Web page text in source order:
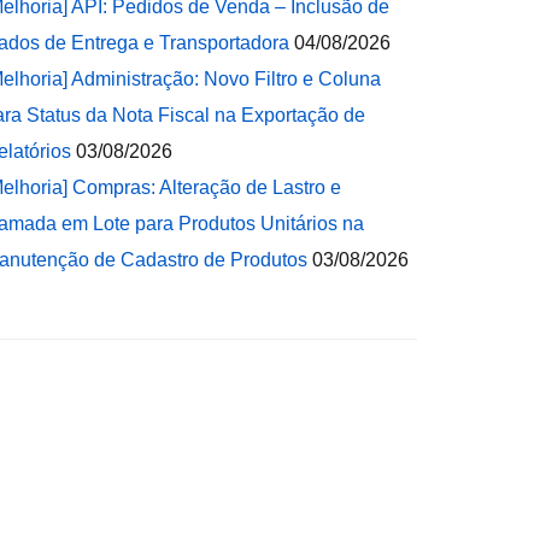
API: Pedidos de Venda – Inclusão de
de Entrega e Transportadora 04/08/2026
Administração: Novo Filtro e Coluna
Status da Nota Fiscal na Exportação de
03/08/2026
Compras: Alteração de Lastro e
em Lote para Produtos Unitários na
de Cadastro de Produtos 03/08/2026